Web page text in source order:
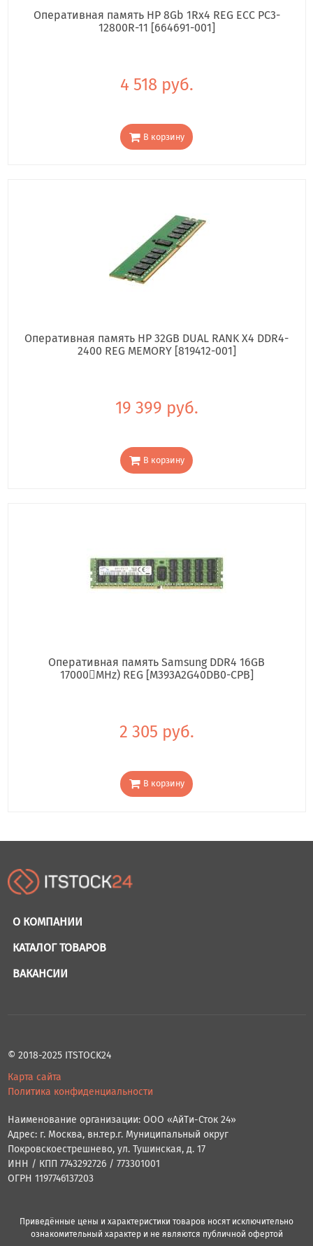
Оперативная память HP 8Gb 1Rx4 REG ECC PC3-
12800R-11 [664691-001]
4 518 руб.
В корзину
Оперативная память HP 32GB DUAL RANK X4 DDR4-
2400 REG MEMORY [819412-001]
19 399 руб.
В корзину
Оперативная память Samsung DDR4 16GB
17000񢋕MHz) REG [M393A2G40DB0-CPB]
2 305 руб.
В корзину
О КОМПАНИИ
КАТАЛОГ ТОВАРОВ
ВАКАНСИИ
© 2018-2025 ITSTOCK24
Карта сайта
Политика конфиденциальности
Наименование организации: ООО «АйТи-Сток 24»
Адрес: г. Москва, вн.тер.г. Муниципальный округ
Покровскоестрешнево, ул. Тушинская, д. 17
ИНН / КПП 7743292726 / 773301001
ОГРН 1197746137203
Приведённые цены и характеристики товаров носят исключительно
ознакомительный характер и не являются публичной офертой